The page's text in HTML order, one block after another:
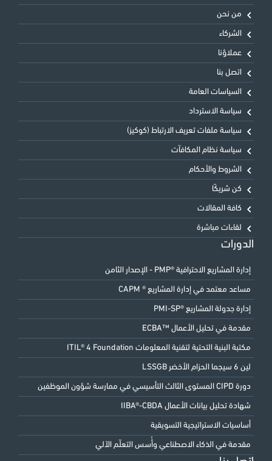
من نحن
الشركاء
عملاؤنا
اتصل بنا
السياسات العامة
سياسة الاسترداد
سياسة ملفات تعريف الارتباط (كوكيز)
سياسة نظام المكافآت
الشروط والأحكام
كن شريكًا
كافة المقالات
لقاءات مباشرة
الدورات
إدارة المشاريع الاحترافية ®PMP - الإصدار الثامن
مساعد معتمد في إدارة المشاريع ® CAPM
إدارة جدولة المشاريع ®PMI-SP
مقدمة في تحليل الأعمال ™ECBA
مكتبة البنية التحتية لتقنية المعلومات ITIL® 4 Foundation
لين 6 سيجما الحزام الأخضر LSSGB
دورة CIPD المستوى الثالث التأسيسي في ممارسة شؤون الموظفين
شهادة تحليل بيانات الأعمال IIBA®-CBDA
أساسيات الاستراتيجية التسويقية
مقدمة في الذكاء الاصطناعي وأُسس التعلّم الآلي